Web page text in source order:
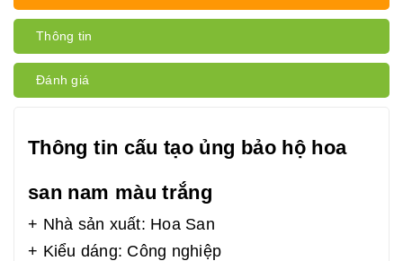
Thông tin
Đánh giá
Thông tin cấu tạo ủng bảo hộ hoa
san nam màu trắng
+ Nhà sản xuất: Hoa San
+ Kiểu dáng: Công nghiệp